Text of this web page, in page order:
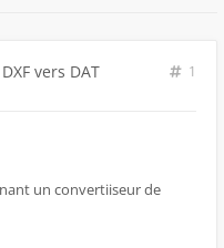
vers DAT
1
un convertiiseur de